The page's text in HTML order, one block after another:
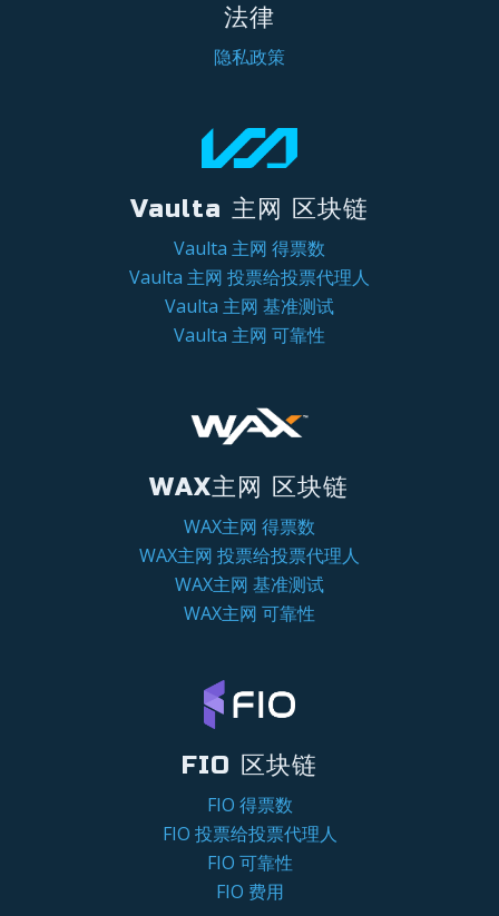
法律
隐私政策
Vaulta 主网 区块链
Vaulta 主网 得票数
Vaulta 主网 投票给投票代理人
Vaulta 主网 基准测试
Vaulta 主网 可靠性
WAX主网 区块链
WAX主网 得票数
WAX主网 投票给投票代理人
WAX主网 基准测试
WAX主网 可靠性
FIO 区块链
FIO 得票数
FIO 投票给投票代理人
FIO 可靠性
FIO 费用